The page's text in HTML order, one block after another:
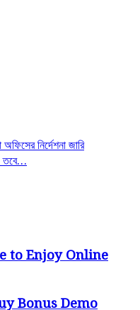
নির্দেশনা জারি
তবে…
to Enjoy Online
Bonus Demo